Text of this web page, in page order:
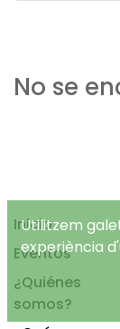
No se
Inicio
Eventos
¿Quiénes
somos?
Utilitzem
experiència